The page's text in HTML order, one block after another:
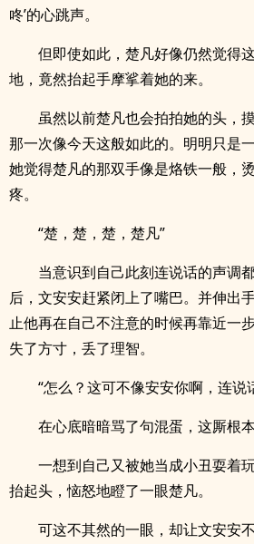
咚’的心跳声。
但即使如此，楚凡好像仍然觉得
地，竟然抬起手摩挲着她的来。
虽然以前楚凡也会拍拍她的头，
那一次像今天这般如此的。明明只是
她觉得楚凡的那双手像是烙铁一般，
疼。
“楚，楚，楚，楚凡”
当意识到自己此刻连说话的声调
后，文安安赶紧闭上了嘴巴。并伸出
止他再在自己不注意的时候再靠近一
失了方寸，丢了理智。
“怎么？这可不像安安你啊，连说
在心底暗暗骂了句混蛋，这厮根
一想到自己又被她当成小丑耍着
抬起头，恼怒地瞪了一眼楚凡。
可这不其然的一眼，却让文安安